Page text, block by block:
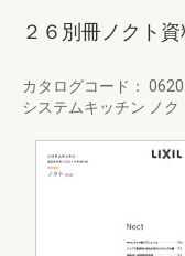
２６別冊ノクト
カタログコード：
システムキッチン ノク